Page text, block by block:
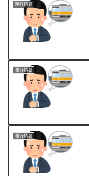
運行情報
運行情報
運行情報